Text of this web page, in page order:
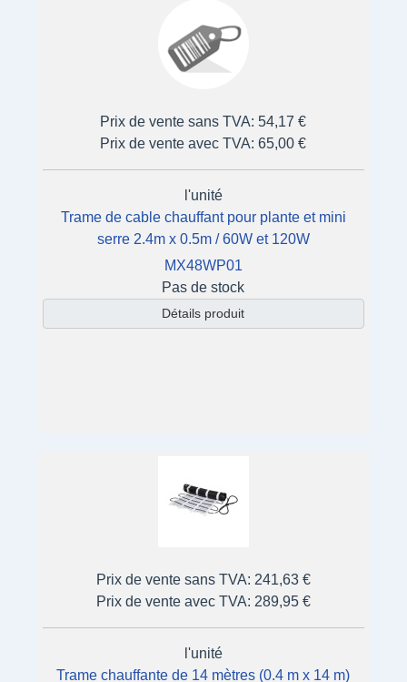
Prix de vente sans TVA:54,17 €
Prix de vente avec TVA:65,00 €
l'unité
Trame de cable chauffant pour plante et mini
serre 2.4m x 0.5m / 60W et 120W
MX48WP01
Pas de stock
Détails produit
Prix de vente sans TVA: 241,63 €
Prix de vente avec TVA: 289,95 €
l'unité
Trame chauffante de 14 mètres (0.4 m x 14 m)